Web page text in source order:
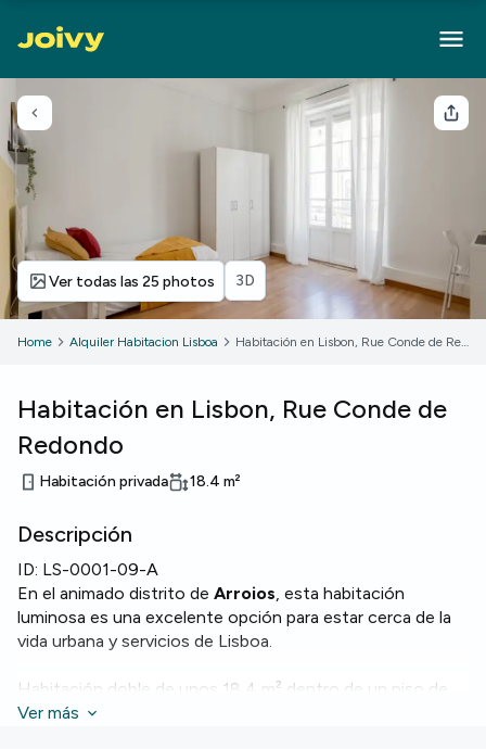
Volver
Ver todas las 25 photos 3D
Home Alquiler Habitacion Lisboa Habitación en Lisbon, Rue Conde de Redondo
Habitación en Lisbon, Rue Conde de
Redondo
Habitación privada 18.4 m²
Descripción
ID: LS-0001-09-A
En el animado distrito de Arroios, esta habitación
luminosa es una excelente opción para estar cerca de la
vida urbana y servicios de Lisboa.
Habitación doble de unos 18,4 m² dentro de un piso de
13 habitaciones de 370 m² con 4 baños. Entre sus
Ver más